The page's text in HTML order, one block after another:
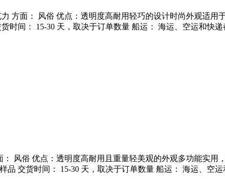
方面： 风俗 优点：透明度高耐用轻巧的设计时尚外观适
时间： 15-30 天，取决于订单数量 船运： 海运、空运和快
风俗 优点：透明度高耐用且重量轻美观的外观多功能实
交货时间： 15-30 天，取决于订单数量 船运： 海运、空运